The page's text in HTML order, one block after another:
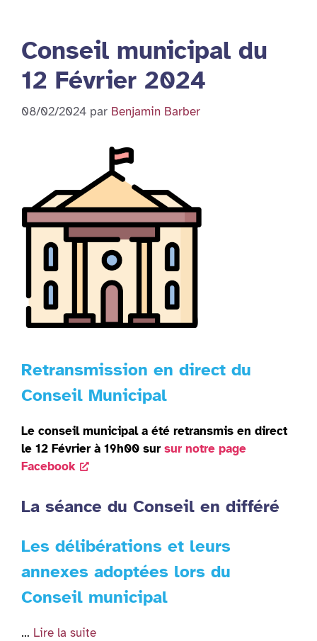
Conseil municipal du
12 Février 2024
08/02/2024 par Benjamin Barber
Retransmission en direct du
Conseil Municipal
Le conseil municipal a été retransmis en direct
le 12 Février à 19h00 sur sur notre page
Facebook
La séance du Conseil en différé
Les délibérations et leurs
annexes adoptées lors du
Conseil municipal
… Lire la suite